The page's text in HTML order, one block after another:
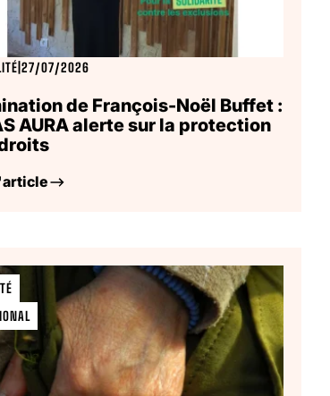
27/07/2026
de François-Noël Buffet :
AURA alerte sur la protection